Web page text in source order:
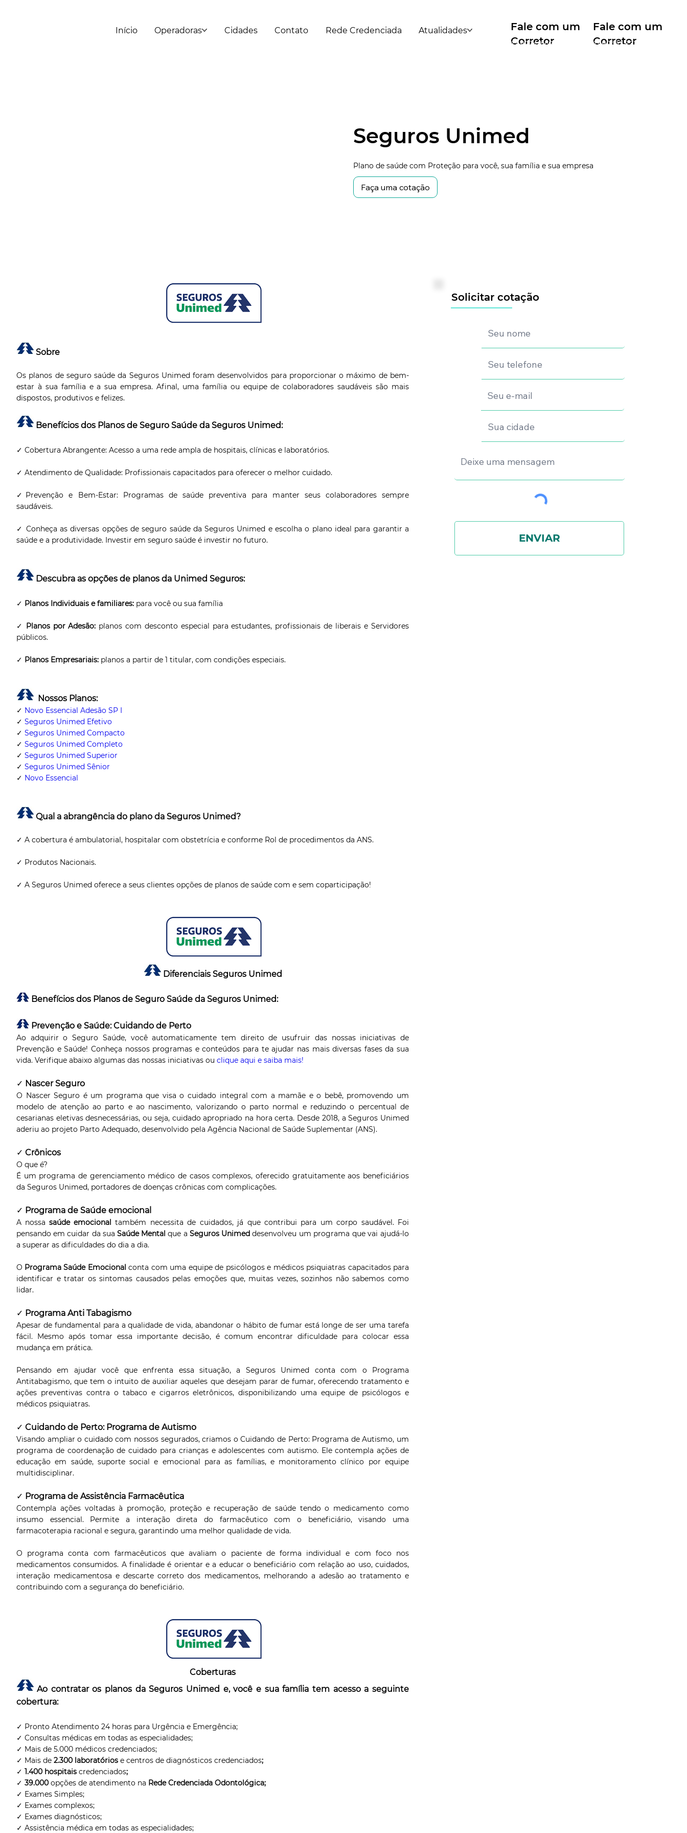
Início Operadoras Cidades Contato Rede Credenciada Atualidades
Fale com um
Corretor
11 99553-7374
Fale com um
Corretor
12 99740-6958
Seguros Unimed
Plano de saúde com Proteção para você, sua família e sua empresa
Faça uma cotação
Sobre
Os planos de seguro saúde da Seguros Unimed foram desenvolvidos para proporcionar o máximo de bem-
estar à sua família e a sua empresa. Afinal, uma família ou equipe de colaboradores saudáveis são mais
dispostos, produtivos e felizes.
Benefícios dos Planos de Seguro Saúde da Seguros Unimed:
✓ Cobertura Abrangente: Acesso a uma rede ampla de hospitais, clínicas e laboratórios.
✓ Atendimento de Qualidade: Profissionais capacitados para oferecer o melhor cuidado.
✓Prevenção e Bem-Estar: Programas de saúde preventiva para manter seus colaboradores sempre
saudáveis.
✓ Conheça as diversas opções de seguro saúde da Seguros Unimed e escolha o plano ideal para garantir a
saúde e a produtividade. Investir em seguro saúde é investir no futuro.
Descubra as opções de planos da Unimed Seguros:
✓ Planos Individuais e familiares: para você ou sua família
✓ Planos por Adesão: planos com desconto especial para estudantes, profissionais de liberais e Servidores
públicos.
✓ Planos Empresariais: planos a partir de 1 titular, com condições especiais.
Nossos Planos:
✓ Novo Essencial Adesão SP I
✓ Seguros Unimed Efetivo
✓ Seguros Unimed Compacto
✓ Seguros Unimed Completo
✓ Seguros Unimed Superior
✓ Seguros Unimed Sênior
✓ Novo Essencial
Qual a abrangência do plano da Seguros Unimed?
✓ A cobertura é ambulatorial, hospitalar com obstetrícia e conforme Rol de procedimentos da ANS.
✓ Produtos Nacionais.
✓ A Seguros Unimed oferece a seus clientes opções de planos de saúde com e sem coparticipação!
Diferenciais Seguros Unimed
Benefícios dos Planos de Seguro Saúde da Seguros Unimed:
Prevenção e Saúde: Cuidando de Perto
Ao adquirir o Seguro Saúde, você automaticamente tem direito de usufruir das nossas iniciativas de
Prevenção e Saúde! Conheça nossos programas e conteúdos para te ajudar nas mais diversas fases da sua
vida. Verifique abaixo algumas das nossas iniciativas ou clique aqui e saiba mais!
✓ Nascer Seguro
O Nascer Seguro é um programa que visa o cuidado integral com a mamãe e o bebê, promovendo um
modelo de atenção ao parto e ao nascimento, valorizando o parto normal e reduzindo o percentual de
cesarianas eletivas desnecessárias, ou seja, cuidado apropriado na hora certa. Desde 2018, a Seguros Unimed
aderiu ao projeto Parto Adequado, desenvolvido pela Agência Nacional de Saúde Suplementar (ANS).
✓ Crônicos
O que é?
É um programa de gerenciamento médico de casos complexos, oferecido gratuitamente aos beneficiários
da Seguros Unimed, portadores de doenças crônicas com complicações.
✓ Programa de Saúde emocional
A nossa saúde emocional também necessita de cuidados, já que contribui para um corpo saudável. Foi
pensando em cuidar da sua Saúde Mental que a Seguros Unimed desenvolveu um programa que vai ajudá-lo
a superar as dificuldades do dia a dia.
O Programa Saúde Emocional conta com uma equipe de psicólogos e médicos psiquiatras capacitados para
identificar e tratar os sintomas causados pelas emoções que, muitas vezes, sozinhos não sabemos como
lidar.
✓ Programa Anti Tabagismo
Apesar de fundamental para a qualidade de vida, abandonar o hábito de fumar está longe de ser uma tarefa
fácil. Mesmo após tomar essa importante decisão, é comum encontrar dificuldade para colocar essa
mudança em prática.
Pensando em ajudar você que enfrenta essa situação, a Seguros Unimed conta com o Programa
Antitabagismo, que tem o intuito de auxiliar aqueles que desejam parar de fumar, oferecendo tratamento e
ações preventivas contra o tabaco e cigarros eletrônicos, disponibilizando uma equipe de psicólogos e
médicos psiquiatras.
✓ Cuidando de Perto: Programa de Autismo
Visando ampliar o cuidado com nossos segurados, criamos o Cuidando de Perto: Programa de Autismo, um
programa de coordenação de cuidado para crianças e adolescentes com autismo. Ele contempla ações de
educação em saúde, suporte social e emocional para as famílias, e monitoramento clínico por equipe
multidisciplinar.
✓ Programa de Assistência Farmacêutica
Contempla ações voltadas à promoção, proteção e recuperação de saúde tendo o medicamento como
insumo essencial. Permite a interação direta do farmacêutico com o beneficiário, visando uma
farmacoterapia racional e segura, garantindo uma melhor qualidade de vida.
O programa conta com farmacêuticos que avaliam o paciente de forma individual e com foco nos
medicamentos consumidos. A finalidade é orientar e a educar o beneficiário com relação ao uso, cuidados,
interação medicamentosa e descarte correto dos medicamentos, melhorando a adesão ao tratamento e
contribuindo com a segurança do beneficiário.
Coberturas
Ao contratar os planos da Seguros Unimed e, você e sua família tem acesso a seguinte
cobertura:
✓ Pronto Atendimento 24 horas para Urgência e Emergência;
✓ Consultas médicas em todas as especialidades;
✓ Mais de 5.000 médicos credenciados;
✓ Mais de 2.300 laboratórios e centros de diagnósticos credenciados;
✓ 1.400 hospitais credenciados;
✓ 39.000 opções de atendimento na Rede Credenciada Odontológica;
✓ Exames Simples;
✓ Exames complexos;
✓ Exames diagnósticos;
✓ Assistência médica em todas as especialidades;
Solicitar cotação
ENVIAR